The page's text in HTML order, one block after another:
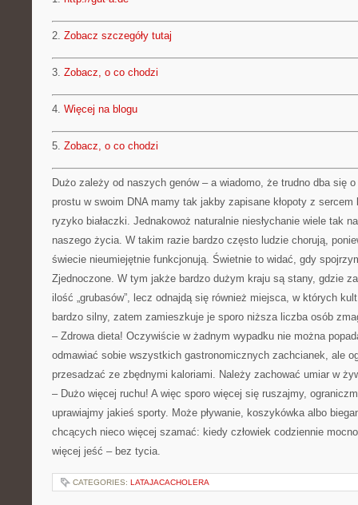
2. Zobacz szczegóły tutaj
3. Zobacz, o co chodzi
4. Więcej na blogu
5. Zobacz, o co chodzi
Dużo zależy od naszych genów – a wiadomo, że trudno dba się o
prostu w swoim DNA mamy tak jakby zapisane kłopoty z sercem
ryzyko białaczki. Jednakowoż naturalnie niesłychanie wiele tak
naszego życia. W takim razie bardzo często ludzie chorują,
świecie nieumiejętnie funkcjonują. Świetnie to widać, gdy
Zjednoczone. W tym jakże bardzo dużym kraju są stany, gdzie
ilość „grubasów”, lecz odnajdą się również miejsca, w których
bardzo silny, zatem zamieszkuje je sporo niższa liczba osób
– Zdrowa dieta! Oczywiście w żadnym wypadku nie można
odmawiać sobie wszystkich gastronomicznych zachcianek, ale
przesadzać ze zbędnymi kaloriami. Należy zachować umiar w
– Dużo więcej ruchu! A więc sporo więcej się ruszajmy,
uprawiajmy jakieś sporty. Może pływanie, koszykówka albo
chcących nieco więcej szamać: kiedy człowiek codziennie
więcej jeść – bez tycia.
CATEGORIES: LATAJACACHOLERA